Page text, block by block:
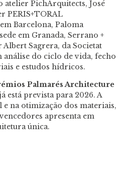
PichArquitects, José
PERIS+TORAL
Barcelona, Paloma
em Granada, Serrano +
Sagrera, da Societat
análise do ciclo de vida, fecho
e estudos hídricos.
Palmarés Architecture
está prevista para 2026. A
na otimização dos materiais,
apresenta em
única.